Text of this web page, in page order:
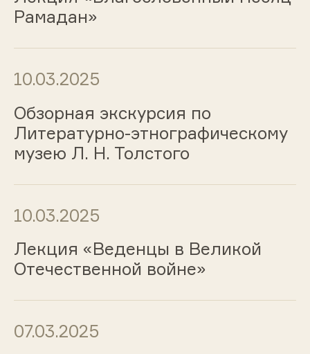
Рамадан»
10.03.2025
Обзорная экскурсия по
Литературно-этнографическому
музею Л. Н. Толстого
10.03.2025
Лекция «Веденцы в Великой
Отечественной войне»
07.03.2025